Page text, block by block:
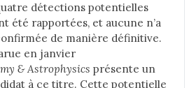
détections potentielles
été rapportées, et aucune n’a
de manière définitive.
en janvier
& Astrophysics présente un
à ce titre. Cette potentielle